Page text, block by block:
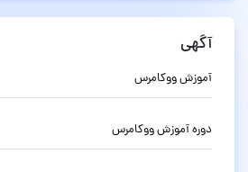
آگهی
آموزش ووکامرس
دوره آموزش ووکامرس